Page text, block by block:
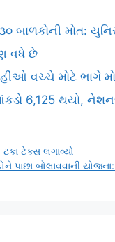
બાળકોની મોત:
વધે છે
વચ્ચે મોટે
6,125 થયો,
ટેક્સ લગાવ્યો
પાછા બોલાવવાની